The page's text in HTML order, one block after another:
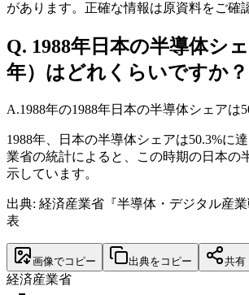
があります。正確な情報は原資料をご確
Q. 1988年日本の半導体シ
年）はどれくらいですか？
A.1988年の1988年日本の半導体シェアは
1988年、日本の半導体シェアは50.3%に
業省の統計によると、この時期の日本の
示しています。
出典: 経済産業省『半導体・デジタル産
表
画像でコピー 出典をコピー 共有
経済産業省